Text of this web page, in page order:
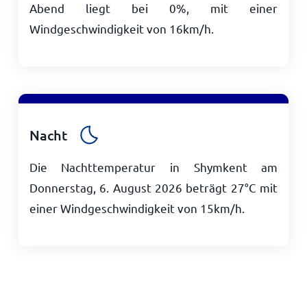
Abend liegt bei 0%, mit einer
Windgeschwindigkeit von 16km/h
Nacht
Die Nachttemperatur in Shymkent am
Donnerstag, 6. August 2026 beträgt 27°C mit
einer Windgeschwindigkeit von 15km/h